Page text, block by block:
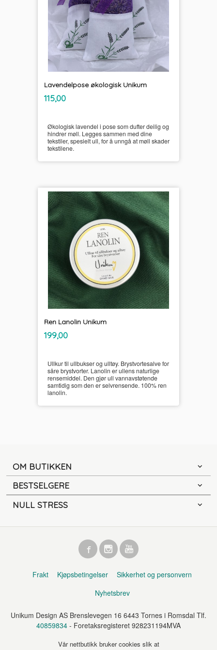
Lavendelpose økologisk Unikum
Pris
115,00mva.
Økologisk lavendel i pose som dufter deilig og
hindrer møll. Legges sammen med dine
tekstiler, spesielt ull, for å unngå at møll skader
tekstilene.
Ren Lanolin Unikum
Pris
199,00mva.
Ullkur til ullbukser og ulltøy. Brystvortesalve for
såre brystvorter. Lanolin er ullens naturlige
rensemiddel. Den gjør ull vannavstøtende
samtidig som den er selvrensende. 100% ren
lanolin.
OM BUTIKKEN
BESTSELGERE
NULL STRESS
Frakt Kjøpsbetingelser
Sikkerhet og personvern
Nyhetsbrev
Unikum Design AS Brenslevegen 16 6443 Tornes i Romsdal Tlf.
40859834 - Foretaksregisteret 928231194MVA
Vår nettbutikk bruker cookies slik at